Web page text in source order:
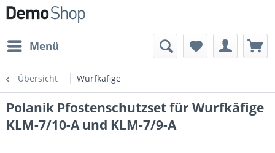
Menü
Übersicht Wurfkäfige
Polanik Pfostenschutzset für Wurfkäfige
KLM-7/10-A und KLM-7/9-A